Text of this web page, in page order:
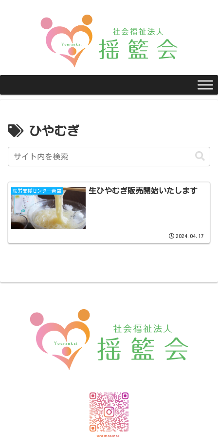
ひやむぎ
就労支援センター青空 生ひやむぎ販売開始いたします
2024.04.17